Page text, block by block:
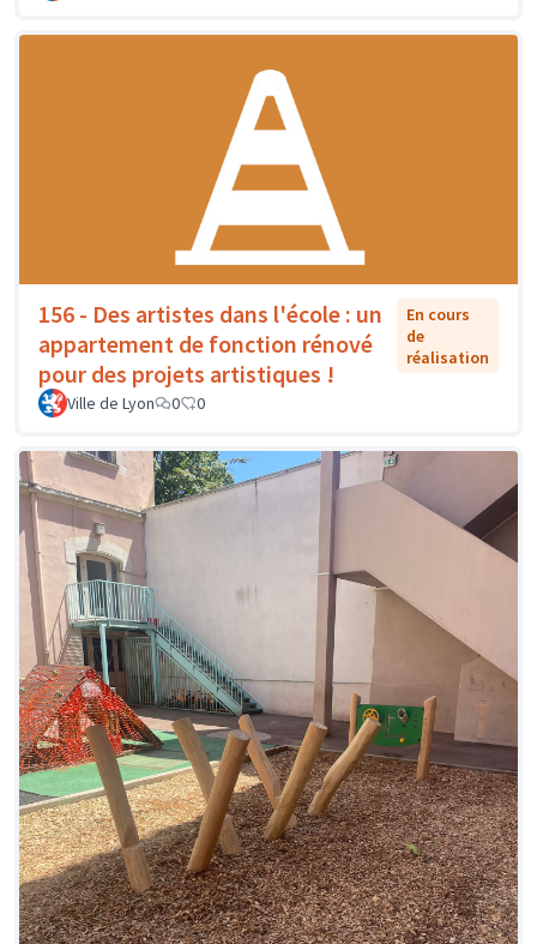
156 - Des artistes dans l'école : un
appartement de fonction rénové
pour des projets artistiques !
En cours
de
réalisation
Ville de Lyon 0 0